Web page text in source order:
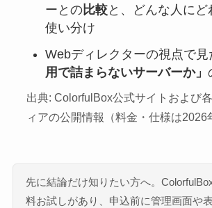
ーとの比較と、どんな人にど
使い分け
Webディレクターの視点で見
用で詰まらないサーバーか」
出典: ColorfulBox公式サイトおよび
ィアの公開情報（料金・仕様は2026
先に結論だけ知りたい方へ。
料お試しがあり、申込前に管理画面や